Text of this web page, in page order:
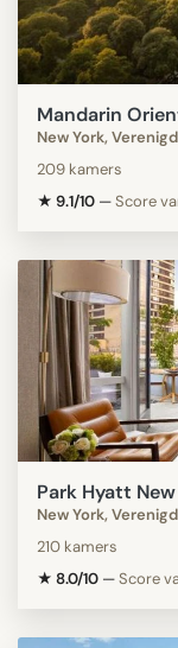
Mandarin
New York,
209 kamers
★ 9.1/10 —Score
Park Hyatt
New York,
210 kamers
★ 8.0/10 —Score